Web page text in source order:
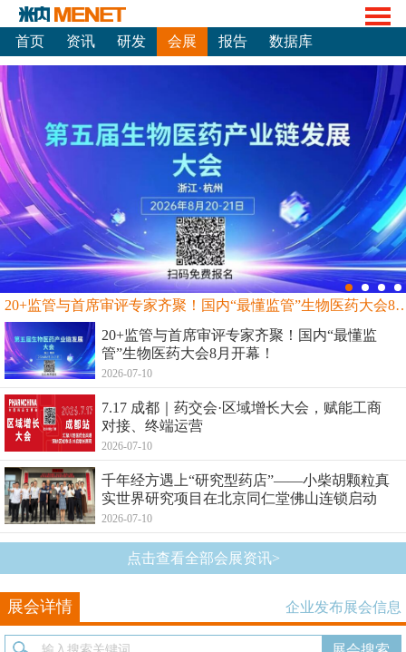
首页 资讯 研发 会展 报告 数据库
20+监管与首席审评专家齐聚！国内“最
20+监管与首席审评专家齐聚！国内“最懂监
管”生物医药大会8月开幕！
2026-07-10
7.17 成都｜药交会·区域增长大会，赋能工商
对接、终端运营
2026-07-10
千年经方遇上“研究型药店”——小柴胡颗粒真
实世界研究项目在北京同仁堂佛山连锁启动
2026-07-10
点击查看全部会展资讯>
展会详情 企业发布展会信息